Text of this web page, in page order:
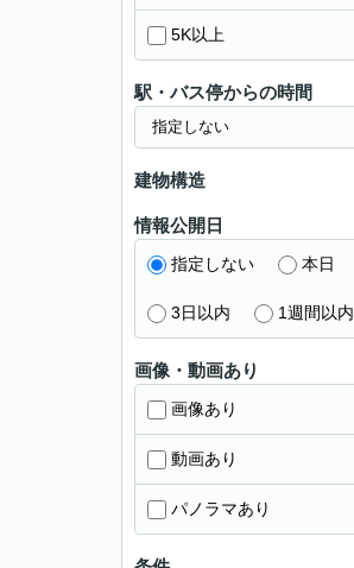
5K以上
駅・バス停からの時間
建物構造
情報公開日
指定しない 本日
3日以内 1週間以内
画像・動画あり
画像あり
動画あり
パノラマあり